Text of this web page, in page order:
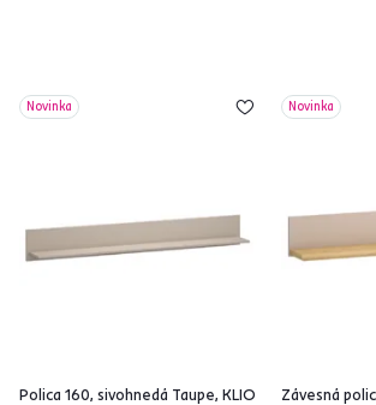
Novinka
Polica 160, sivohnedá Taupe, KLIO
Novinka
Závesná